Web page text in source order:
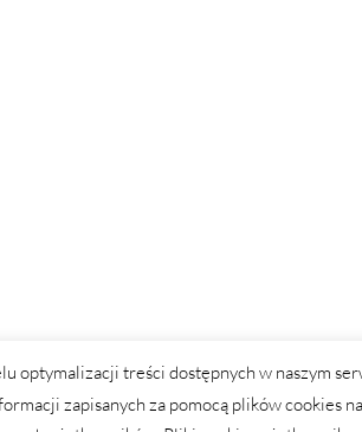
optymalizacji treści dostępnych w naszym
zapisanych za pomocą plików cookies na